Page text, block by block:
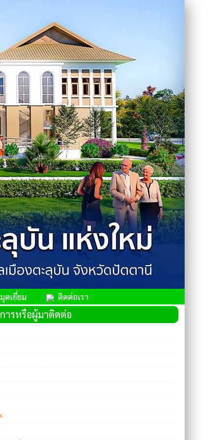
เยี่ยม ติดต่อเรา
ารหรือผู้มาติดต่อ
)